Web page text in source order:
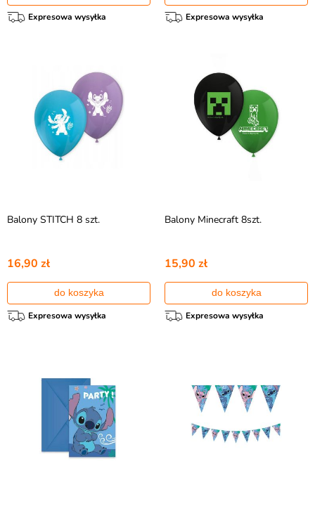
Expresowa wysyłka Expresowa wysyłka
Balony STITCH 8 szt.
16,90 zł
do koszyka
Expresowa wysyłka
Balony Minecraft 8szt.
15,90 zł
do koszyka
Expresowa wysyłka